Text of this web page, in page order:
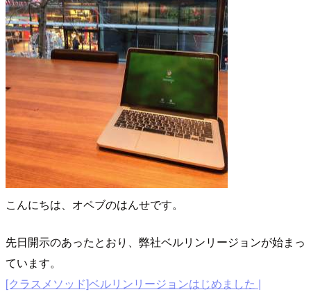
こんにちは、オペブのはんせです。
先日開示のあったとおり、弊社ベルリンリージョンが始まっ
ています。
[クラスメソッド]ベルリンリージョンはじめました |